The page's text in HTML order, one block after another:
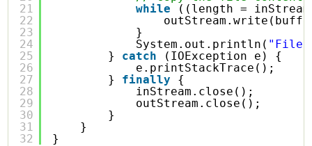
21
22
23
24
25
26
27
28
29
30
31
32
while
((length =
}
System.out.println( "File
} catch
(IOException e) {
e.printStackTrace();
} finally
{
inStream.close();
outStream.close();
}
}
}